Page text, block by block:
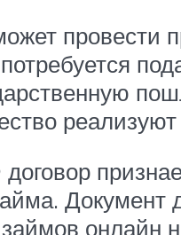
провести
реализуют
Документ
онлайн